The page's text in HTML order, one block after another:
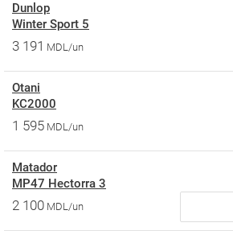
Dunlop
Winter Sport 5
3 191 MDL/un
Otani
KC2000
1 595 MDL/un
Matador
MP47 Hectorra 3
2 100 MDL/un